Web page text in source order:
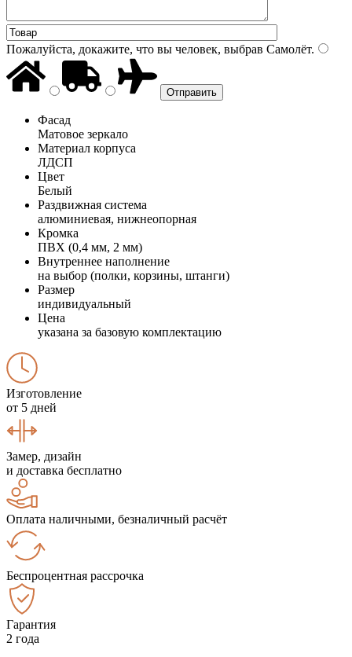
Пожалуйста, докажите, что вы человек, выбрав Самолёт.
Фасад
Матовое зеркало
Материал корпуса
ЛДСП
Цвет
Белый
Раздвижная система
алюминиевая, нижнеопорная
Кромка
ПВХ (0,4 мм, 2 мм)
Внутреннее наполнение
на выбор (полки, корзины, штанги)
Размер
индивидуальный
Цена
указана за базовую комплектацию
Изготовление
от 5 дней
Замер, дизайн
и доставка бесплатно
Оплата наличными, безналичный расчёт
Беспроцентная рассрочка
Гарантия
2 года